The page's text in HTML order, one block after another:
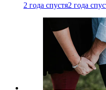
2 года спустя2 года